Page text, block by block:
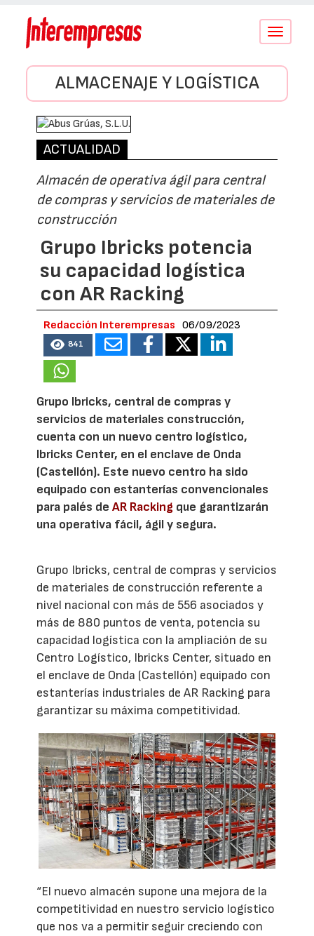
Conmutar
ALMACENAJE Y LOGÍSTICA
ACTUALIDAD
Almacén de operativa ágil para central
de compras y servicios de materiales de
construcción
Grupo Ibricks potencia
su capacidad logística
con AR Racking
Redacción Interempresas 06/09/2023
841
Grupo Ibricks, central de compras y
servicios de materiales construcción,
cuenta con un nuevo centro logístico,
Ibricks Center, en el enclave de Onda
(Castellón). Este nuevo centro ha sido
equipado con estanterías convencionales
para palés deAR Racking que garantizarán
una operativa fácil, ágil y segura.
Grupo Ibricks, central de compras y servicios
de materiales de construcción referente a
nivel nacional con más de 556 asociados y
más de 880 puntos de venta, potencia su
capacidad logística con la ampliación de su
Centro Logístico, Ibricks Center, situado en
el enclave de Onda (Castellón) equipado con
estanterías industriales de AR Racking para
garantizar su máxima competitividad.
“El nuevo almacén supone una mejora de la
competitividad en nuestro servicio logístico
que nos va a permitir seguir creciendo con